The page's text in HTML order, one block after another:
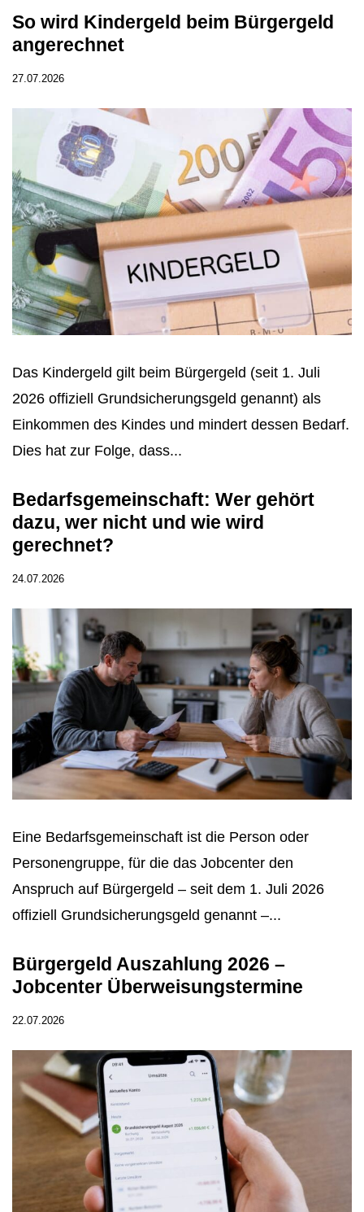
So wird Kindergeld beim Bürgergeld
angerechnet
27.07.2026
Das Kindergeld gilt beim Bürgergeld (seit 1. Juli
2026 offiziell Grundsicherungsgeld genannt) als
Einkommen des Kindes und mindert dessen Bedarf.
Dies hat zur Folge, dass...
Bedarfsgemeinschaft: Wer gehört
dazu, wer nicht und wie wird
gerechnet?
24.07.2026
Eine Bedarfsgemeinschaft ist die Person oder
Personengruppe, für die das Jobcenter den
Anspruch auf Bürgergeld – seit dem 1. Juli 2026
offiziell Grundsicherungsgeld genannt –...
Bürgergeld Auszahlung 2026 –
Jobcenter Überweisungstermine
22.07.2026